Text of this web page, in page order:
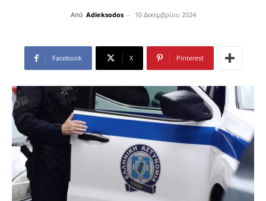
Από Adieksodos - 10 Δεκεμβρίου 2024
Facebook X Pinterest